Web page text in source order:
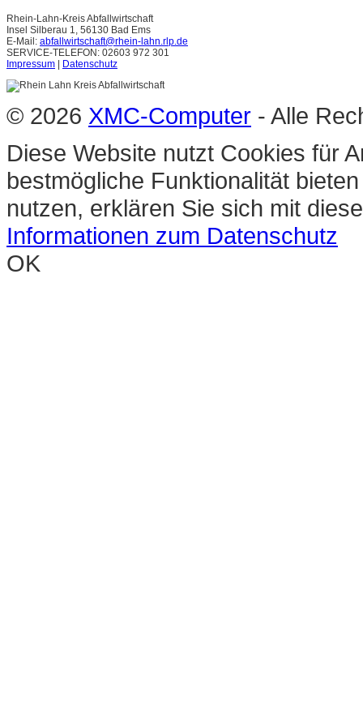
Rhein-Lahn-Kreis Abfallwirtschaft
Insel Silberau 1, 56130 Bad Ems
E-Mail: abfallwirtschaft@rhein-lahn.rlp.de
SERVICE-TELEFON: 02603 972 301
Impressum | Datenschutz
© 2026 XMC-Computer - Alle
Diese Website nutzt Cookies für
bestmögliche Funktionalität
nutzen, erklären Sie sich mit
Informationen zum Datenschutz
OK